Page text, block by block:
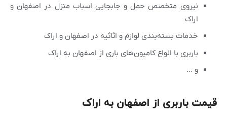
نیروی متخصص حمل و جابجایی اسباب منزل در اصفهان و
اراک
خدمات بسته‌بندی لوازم و اثاثیه در اصفهان و اراک
باربری با انواع کامیون‌های باری از اصفهان به اراک
و …
قیمت باربری از اصفهان به اراک